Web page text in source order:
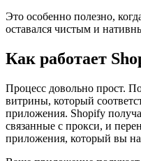
Это особенно полезно,
оставался чистым и
Как работает
Процесс довольно прост.
витрины, который
приложения. Shopify
связанные с прокси, и
приложения, который вы